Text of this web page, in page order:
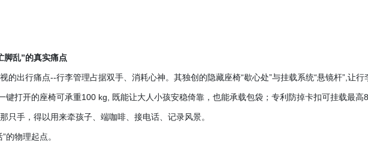
脚乱”的真实痛点
的出行痛点--行李管理占据双手、消耗心神。其独创的隐藏座椅“歇心处”与挂载系统“悬镜杆”,让行
键打开的座椅可承重100 kg, 既能让大人小孩安稳倚靠，也能承载包袋；专利防掉卡扣可挂载最高
只手，得以用来牵孩子、端咖啡、接电话、记录风景。
的物理起点。